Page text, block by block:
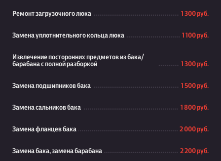
Ремонт загрузочного люка 1 300 руб.
Замена уплотнительного кольца люка 1 100 руб.
Извлечение посторонних предметов из бака/
барабана с полной разборкой
1 300 руб.
Замена подшипников бака 1 500 руб.
Замена сальников бака 1 800 руб.
Замена фланцев бака 2 000 руб.
Замена бака, замена барабана 2 200 руб.